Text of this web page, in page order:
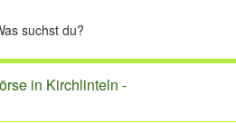
in Kirchlinteln -